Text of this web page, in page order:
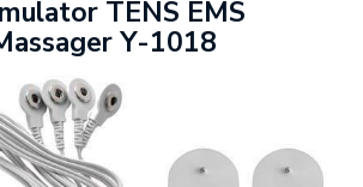
TENS EMS
Y-1018